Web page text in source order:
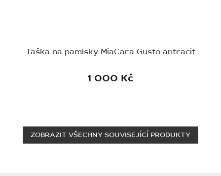
Taška na pamlsky MiaCara Gusto antracit
1 000 Kč
ZOBRAZIT VŠECHNY SOUVISEJÍCÍ PRODUKTY